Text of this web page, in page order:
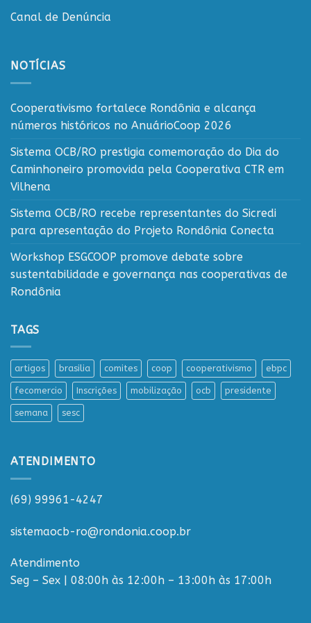
Canal de Denúncia
NOTÍCIAS
Cooperativismo fortalece Rondônia e alcança
números históricos no AnuárioCoop 2026
Sistema OCB/RO prestigia comemoração do Dia do
Caminhoneiro promovida pela Cooperativa CTR em
Vilhena
Sistema OCB/RO recebe representantes do Sicredi
para apresentação do Projeto Rondônia Conecta
Workshop ESGCOOP promove debate sobre
sustentabilidade e governança nas cooperativas de
Rondônia
TAGS
artigos brasilia comites coop cooperativismo ebpc
fecomercio Inscrições mobilização ocb presidente
semana sesc
ATENDIMENTO
(69) 99961-4247
sistemaocb-ro@rondonia.coop.br
Atendimento
Seg – Sex | 08:00h às 12:00h – 13:00h às 17:00h